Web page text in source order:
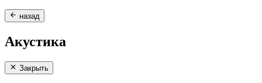
назад
Акустика
Закрыть